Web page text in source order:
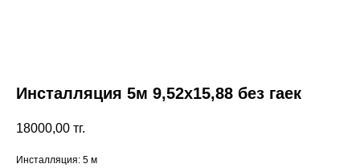
Инсталляция 5м 9,52х15,88 без гаек
18000,00 тг.
Инсталляция: 5 м